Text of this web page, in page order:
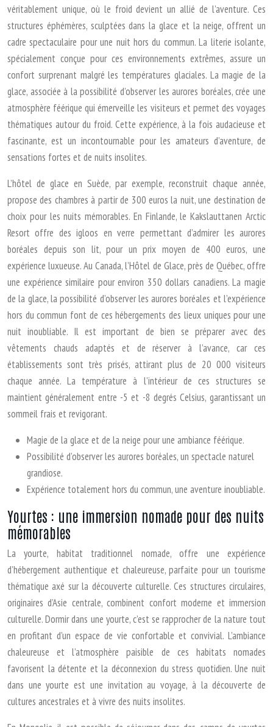
véritablement unique, où le froid devient un allié de l’aventure. Ces
structures éphémères, sculptées dans la glace et la neige, offrent un
cadre spectaculaire pour une nuit hors du commun. La literie isolante,
spécialement conçue pour ces environnements extrêmes, assure un
confort surprenant malgré les températures glaciales. La magie de la
glace, associée à la possibilité d’observer les aurores boréales, crée une
atmosphère féérique qui émerveille les visiteurs et permet des voyages
thématiques autour du froid. Cette expérience, à la fois audacieuse et
fascinante, est un incontournable pour les amateurs d’aventure, de
sensations fortes et de nuits insolites.
L’hôtel de glace en Suède, par exemple, reconstruit chaque année,
propose des chambres à partir de 300 euros la nuit, une destination de
choix pour les nuits mémorables. En Finlande, le Kakslauttanen Arctic
Resort offre des igloos en verre permettant d’admirer les aurores
boréales depuis son lit, pour un prix moyen de 400 euros, une
expérience luxueuse. Au Canada, l’Hôtel de Glace, près de Québec, offre
une expérience similaire pour environ 350 dollars canadiens. La magie
de la glace, la possibilité d’observer les aurores boréales et l’expérience
hors du commun font de ces hébergements des lieux uniques pour une
nuit inoubliable. Il est important de bien se préparer avec des
vêtements chauds adaptés et de réserver à l’avance, car ces
établissements sont très prisés, attirant plus de 20 000 visiteurs
chaque année. La température à l’intérieur de ces structures se
maintient généralement entre -5 et -8 degrés Celsius, garantissant un
sommeil frais et revigorant.
Magie de la glace et de la neige pour une ambiance féérique.
Possibilité d’observer les aurores boréales, un spectacle naturel
grandiose.
Expérience totalement hors du commun, une aventure inoubliable.
Yourtes : une immersion nomade pour des nuits
mémorables
La yourte, habitat traditionnel nomade, offre une expérience
d’hébergement authentique et chaleureuse, parfaite pour un tourisme
thématique axé sur la découverte culturelle. Ces structures circulaires,
originaires d’Asie centrale, combinent confort moderne et immersion
culturelle. Dormir dans une yourte, c’est se rapprocher de la nature tout
en profitant d’un espace de vie confortable et convivial. L’ambiance
chaleureuse et l’atmosphère paisible de ces habitats nomades
favorisent la détente et la déconnexion du stress quotidien. Une nuit
dans une yourte est une invitation au voyage, à la découverte de
cultures ancestrales et à vivre des nuits insolites.